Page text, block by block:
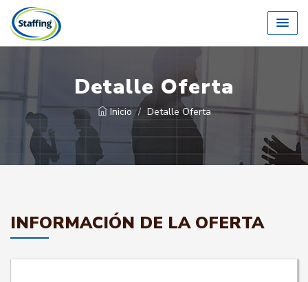
Detalle Oferta
Inicio Detalle Oferta
INFORMACIÓN DE LA OFERTA